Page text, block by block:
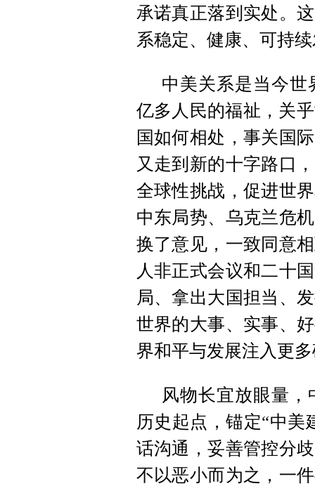
承诺真正落到实处。
系稳定、健康、可持
中美关系是当今世
亿多人民的福祉，关
国如何相处，事关国
又走到新的十字路口
全球性挑战，促进世
中东局势、乌克兰危
换了意见，一致同意
人非正式会议和二十
局、拿出大国担当、
世界的大事、实事、
界和平与发展注入更
风物长宜放眼量
历史起点，锚定“中美
话沟通，妥善管控分
不以恶小而为之，一